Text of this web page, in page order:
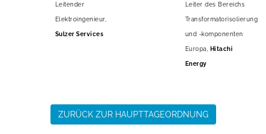
Leitender
Elektroingenieur,
Sulzer Services
Leiter des Bereichs
Transformatorisolierung
und -komponenten
Europa, Hitachi
Energy
ZURÜCK ZUR HAUPTTAGEORDNUNG